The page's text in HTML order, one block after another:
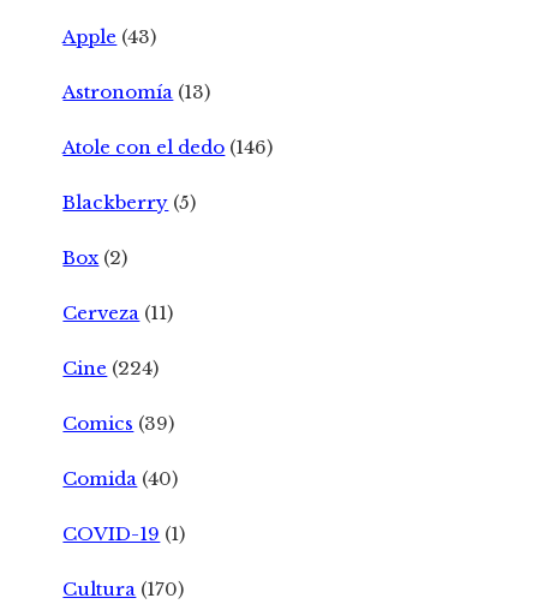
Apple (43)
Astronomía (13)
Atole con el dedo (146)
Blackberry (5)
Box (2)
Cerveza (11)
Cine (224)
Comics (39)
Comida (40)
COVID-19 (1)
Cultura (170)